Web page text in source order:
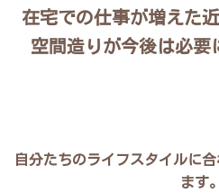
在宅での仕事が増えた
空間造りが今後は必要
自分たちのライフスタイルに
ます。